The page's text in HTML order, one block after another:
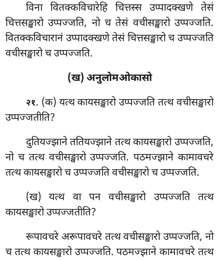
विना वितक्कविचारेहि चित्तस्स उप्पादक्खणे तेसं
चित्तसङ्खारो उप्पज्जति, नो च तेसं वचीसङ्खारो उप्पज्जति.
वितक्कविचारानं उप्पादक्खणे तेसं चित्तसङ्खारो च उप्पज्जति
वचीसङ्खारो च उप्पज्जति.
(ख) अनुलोमओकासो
२१. (क) यत्थकायसङ्खारो उप्पज्जति तत्थ वचीसङ्खारो
उप्पज्जतीति?
दुतियज्झाने ततियज्झाने तत्थ कायसङ्खारो उप्पज्जति,
नो च तत्थ वचीसङ्खारो उप्पज्जति. पठमज्झाने कामावचरे
तत्थ कायसङ्खारो च उप्पज्जति वचीसङ्खारो च उप्पज्जति.
(ख) यत्थ वा पन वचीसङ्खारो उप्पज्जति तत्थ
कायसङ्खारो उप्पज्जतीति?
रूपावचरे अरूपावचरे तत्थ वचीसङ्खारो उप्पज्जति, नो
च तत्थ कायसङ्खारो उप्पज्जति. पठमज्झाने कामावचरे तत्थ